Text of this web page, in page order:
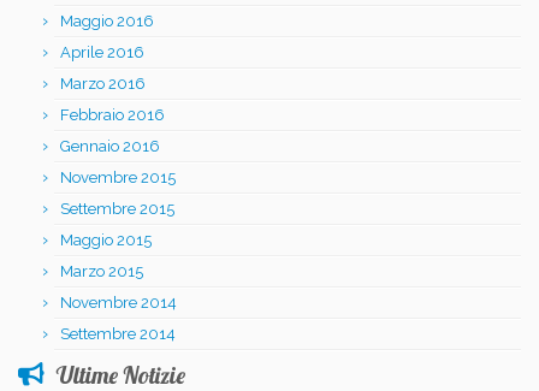
Maggio 2016
Aprile 2016
Marzo 2016
Febbraio 2016
Gennaio 2016
Novembre 2015
Settembre 2015
Maggio 2015
Marzo 2015
Novembre 2014
Settembre 2014
Ultime Notizie